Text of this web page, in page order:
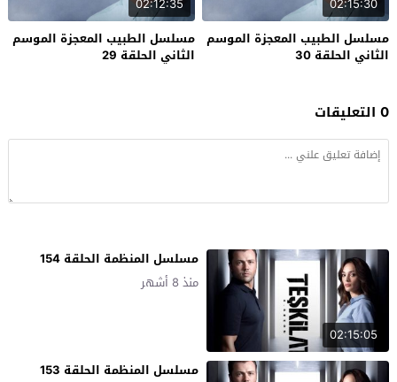
مسلسل الطبيب المعجزة الموسم
الثاني الحلقة 30
مسلسل الطبيب المعجزة الموسم
الثاني الحلقة 29
0 التعليقات
02:15:05
مسلسل المنظمة الحلقة 154
منذ 8 أشهر
مسلسل المنظمة الحلقة 153